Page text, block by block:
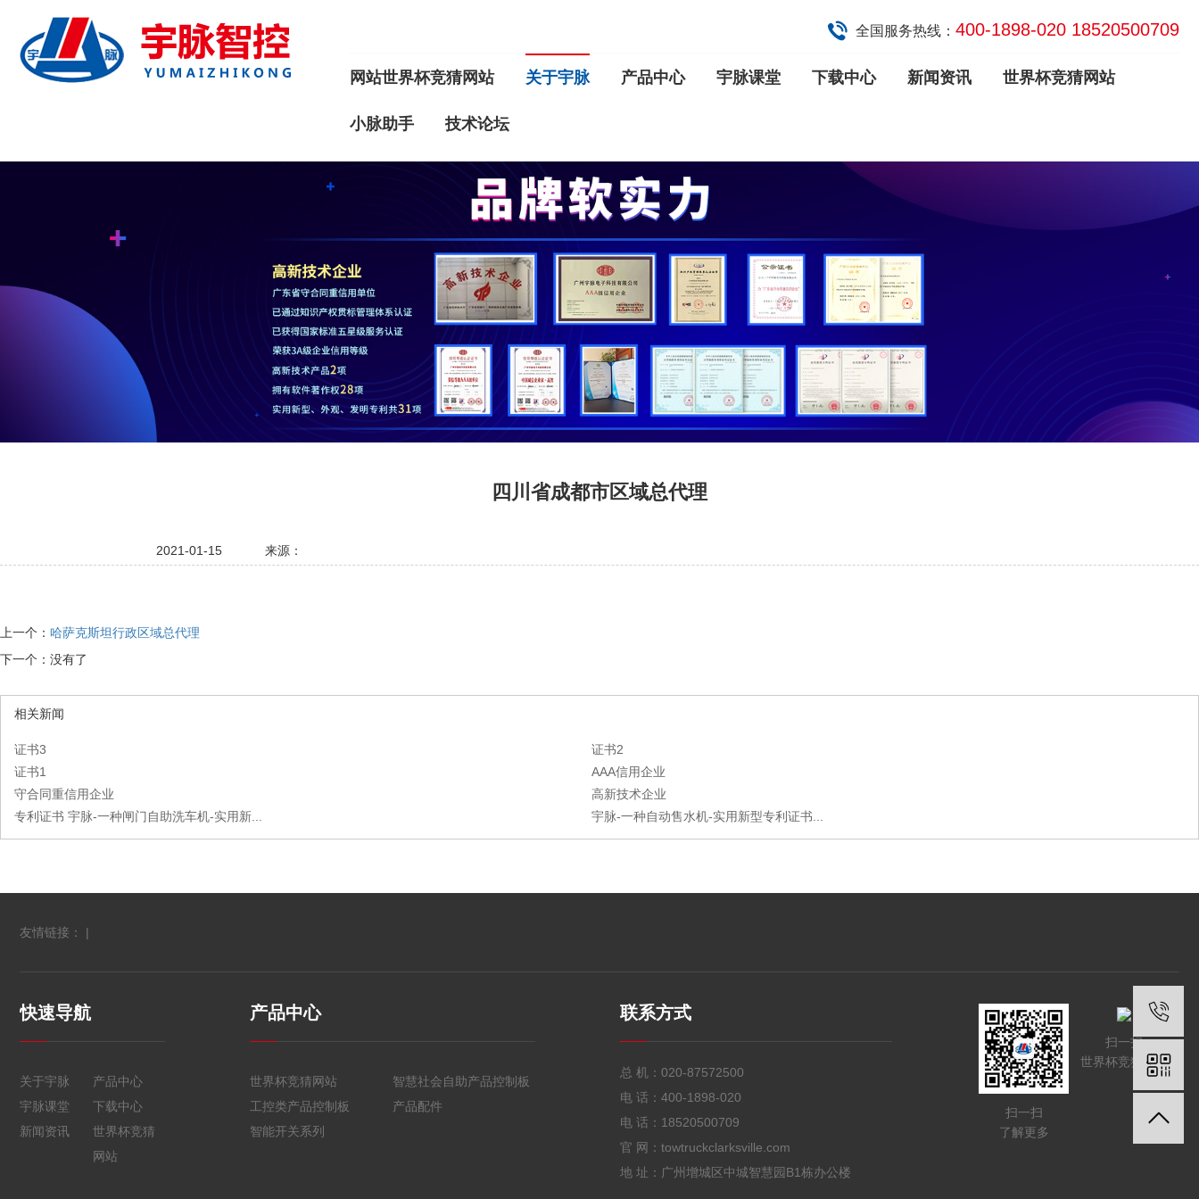
全国服务热线： 400-1898-020 18520500709
网站世界杯竞猜网站 关于宇脉 产品中心 宇脉课堂 下载中心 新闻资讯 世界杯竞猜网站
小脉助手 技术论坛
四川省成都市区域总代理
2021-01-15 来源：
上一个： 哈萨克斯坦行政区域总代理
下一个：没有了
相关新闻
证书3
证书2
证书1
AAA信用企业
守合同重信用企业
高新技术企业
专利证书 宇脉-一种闸门自助洗车机-实用新...
宇脉-一种自动售水机-实用新型专利证书...
友情链接： |
快速导航
关于宇脉
产品中心
宇脉课堂
下载中心
新闻资讯
世界杯竞猜
网站
产品中心
世界杯竞猜网站
智慧社会自助产品控制板
工控类产品控制板
产品配件
智能开关系列
联系方式
总 机： 020-87572500
电 话： 400-1898-020
电 话： 18520500709
官 网：towtruckclarksville.com
地 址：广州增城区中城智慧园B1栋办公楼
扫一扫
了解更多
扫一扫
世界杯竞猜网站